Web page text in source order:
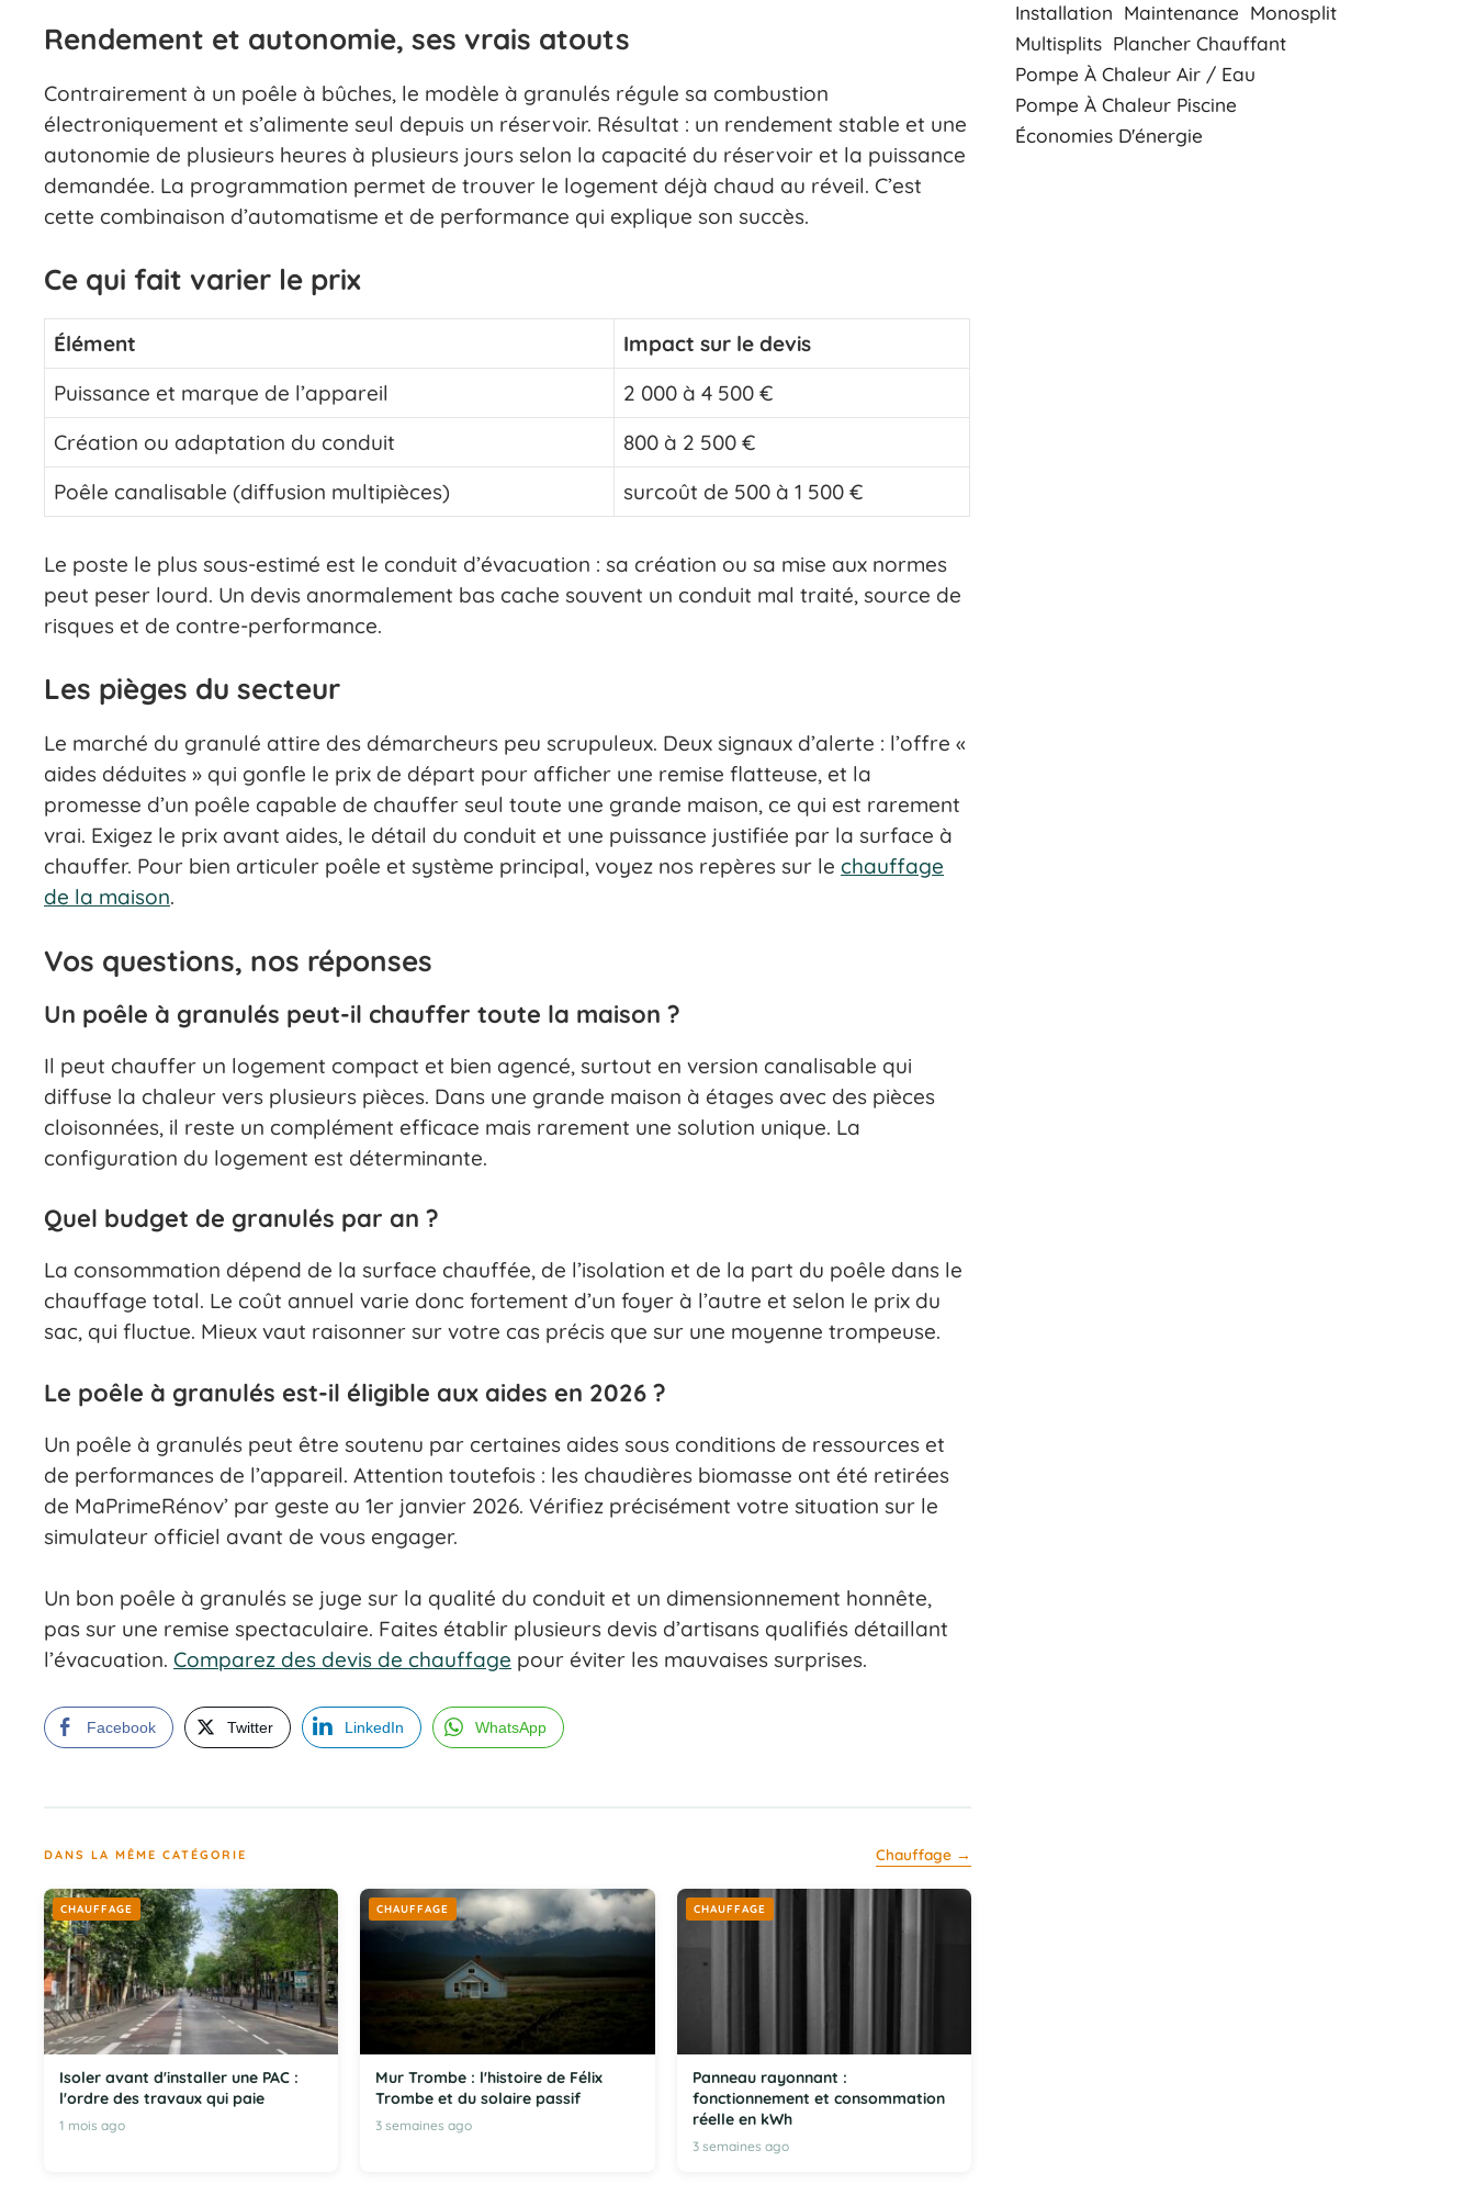
Rendement et autonomie, ses vrais atouts
Contrairement à un poêle à bûches, le modèle à granulés régule sa combustion
électroniquement et s’alimente seul depuis un réservoir. Résultat : un rendement stable et une
autonomie de plusieurs heures à plusieurs jours selon la capacité du réservoir et la puissance
demandée. La programmation permet de trouver le logement déjà chaud au réveil. C’est
cette combinaison d’automatisme et de performance qui explique son succès.
Ce qui fait varier le prix
Élément
Impact sur le devis
Puissance et marque de l’appareil
2 000 à 4 500 €
Création ou adaptation du conduit
800 à 2 500 €
Poêle canalisable (diffusion multipièces)
surcoût de 500 à 1 500 €
Le poste le plus sous-estimé est le conduit d’évacuation : sa création ou sa mise aux normes
peut peser lourd. Un devis anormalement bas cache souvent un conduit mal traité, source de
risques et de contre-performance.
Les pièges du secteur
Le marché du granulé attire des démarcheurs peu scrupuleux. Deux signaux d’alerte : l’offre «
aides déduites » qui gonfle le prix de départ pour afficher une remise flatteuse, et la
promesse d’un poêle capable de chauffer seul toute une grande maison, ce qui est rarement
vrai. Exigez le prix avant aides, le détail du conduit et une puissance justifiée par la surface à
chauffer. Pour bien articuler poêle et système principal, voyez nos repères sur le chauffage
de la maison.
Vos questions, nos réponses
Un poêle à granulés peut-il chauffer toute la maison ?
Il peut chauffer un logement compact et bien agencé, surtout en version canalisable qui
diffuse la chaleur vers plusieurs pièces. Dans une grande maison à étages avec des pièces
cloisonnées, il reste un complément efficace mais rarement une solution unique. La
configuration du logement est déterminante.
Quel budget de granulés par an ?
La consommation dépend de la surface chauffée, de l’isolation et de la part du poêle dans le
chauffage total. Le coût annuel varie donc fortement d’un foyer à l’autre et selon le prix du
sac, qui fluctue. Mieux vaut raisonner sur votre cas précis que sur une moyenne trompeuse.
Le poêle à granulés est-il éligible aux aides en 2026 ?
Un poêle à granulés peut être soutenu par certaines aides sous conditions de ressources et
de performances de l’appareil. Attention toutefois : les chaudières biomasse ont été retirées
de MaPrimeRénov’ par geste au 1er janvier 2026. Vérifiez précisément votre situation sur le
simulateur officiel avant de vous engager.
Un bon poêle à granulés se juge sur la qualité du conduit et un dimensionnement honnête,
pas sur une remise spectaculaire. Faites établir plusieurs devis d’artisans qualifiés détaillant
l’évacuation. Comparez des devis de chauffage pour éviter les mauvaises surprises.
Facebook Twitter LinkedIn WhatsApp
DANS LA MÊME CATÉGORIE Chauffage →
CHAUFFAGE
Isoler avant d'installer une PAC :
l'ordre des travaux qui paie
1 mois ago
CHAUFFAGE
Mur Trombe : l'histoire de Félix
Trombe et du solaire passif
3 semaines ago
CHAUFFAGE
Panneau rayonnant :
fonctionnement et consommation
réelle en kWh
3 semaines ago
Installation Maintenance Monosplit
Multisplits Plancher Chauffant
Pompe À Chaleur Air / Eau
Pompe À Chaleur Piscine
Économies D'énergie